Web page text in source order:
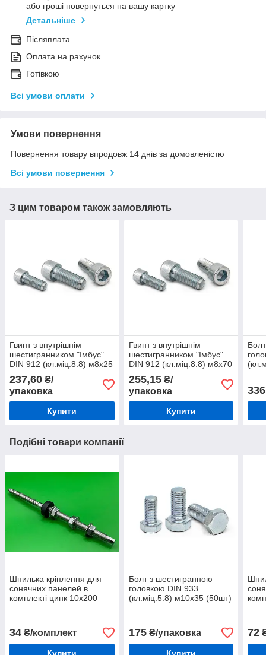
або гроші повернуться на вашу картку
Детальніше
Післяплата
Оплата на рахунок
Готівкою
Всі умови оплати
Умови повернення
Повернення товару впродовж 14 днів за домовленістю
Всі умови повернення
З цим товаром також замовляють
Гвинт з внутрішнім
шестигранником "Імбус"
DIN 912 (кл.міц.8.8) м8х25
237,60 ₴/
упаковка
Купити
Гвинт з внутрішнім
шестигранником "Імбус"
DIN 912 (кл.міц.8.8) м8х70
255,15₴/
упаковка
Купити
336
Подібні товари компанії
Шпилька кріплення для
сонячних панелей в
комплекті цинк 10х200
34 ₴/комплект
Болт з шестигранною
головкою DIN 933
(кл.міц.5.8) м10х35 (50шт)
175₴/упаковка 72